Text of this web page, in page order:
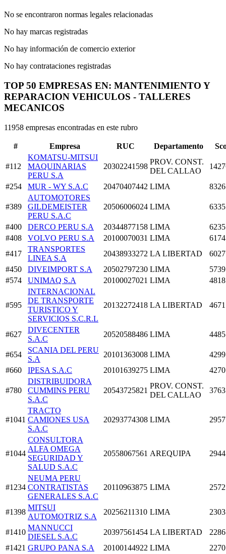
No se encontraron normas legales relacionadas
No hay marcas registradas
No hay información de comercio exterior
No hay contrataciones registradas
TOP 50 EMPRESAS EN: MANTENIMIENTO Y
REPARACION VEHICULOS - TALLERES
MECANICOS
11958 empresas encontradas en este rubro
# Empresa RUC Departamento
#112
KOMATSU-MITSUI
MAQUINARIAS
PERU S.A
20302241598
PROV. CONST.
DEL CALLAO
#254 MUR - WY S.A.C 20470407442 LIMA
#389
AUTOMOTORES
GILDEMEISTER
PERU S.A.C
20506006024 LIMA
#400 DERCO PERU S.A 20344877158 LIMA
#408
VOLVO PERU S.A 20100070031 LIMA
#417
TRANSPORTES
LINEA S.A
20438933272 LA LIBERTAD
#450
DIVEIMPORT S.A 20502797230 LIMA
#574
UNIMAQ S.A 20100027021 LIMA
#595
INTERNACIONAL
DE TRANSPORTE
TURISTICO Y
SERVICIOS S.C.R.L
20132272418 LA LIBERTAD
#627
DIVECENTER
S.A.C
20520588486 LIMA
#654
SCANIA DEL PERU
S.A
20101363008 LIMA
#660
IPESA S.A.C 20101639275 LIMA
#780
DISTRIBUIDORA
CUMMINS PERU
S.A.C
20543725821
PROV. CONST.
DEL CALLAO
#1041
TRACTO
CAMIONES USA
S.A.C
20293774308 LIMA
#1044
CONSULTORA
ALFA OMEGA
SEGURIDAD Y
SALUD S.A.C
20558067561 AREQUIPA
#1234
NEUMA PERU
CONTRATISTAS
GENERALES S.A.C
20110963875 LIMA
#1398
MITSUI
AUTOMOTRIZ S.A
20256211310 LIMA
#1410
MANNUCCI
DIESEL S.A.C
20397561454 LA LIBERTAD
#1421 GRUPO PANA S.A 20100144922 LIMA